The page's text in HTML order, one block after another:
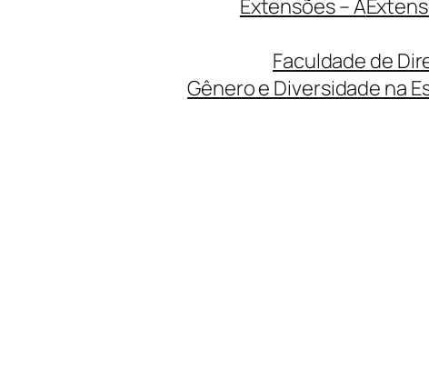
Extensões – A
Faculdade de
Gênero e Diversidade na